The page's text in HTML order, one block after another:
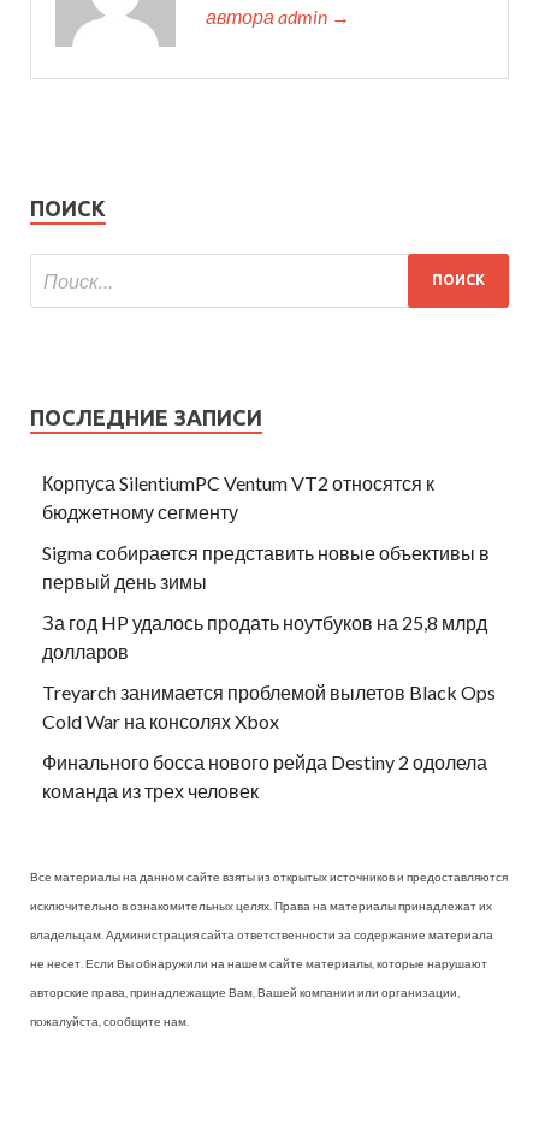
автора admin →
ПОИСК
ПОСЛЕДНИЕ ЗАПИСИ
Корпуса SilentiumPC Ventum VT2 относятся к
бюджетному сегменту
Sigma собирается представить новые объективы в
первый день зимы
За год HP удалось продать ноутбуков на 25,8 млрд
долларов
Treyarch занимается проблемой вылетов Black Ops
Cold War на консолях Xbox
Финального босса нового рейда Destiny 2 одолела
команда из трех человек
Все материалы на данном сайте взяты из открытых источников и предоставляются
исключительно в ознакомительных целях. Права на материалы принадлежат их
владельцам. Администрация сайта ответственности за содержание материала
не несет. Если Вы обнаружили на нашем сайте материалы, которые нарушают
авторские права, принадлежащие Вам, Вашей компании или организации,
пожалуйста, сообщите нам.